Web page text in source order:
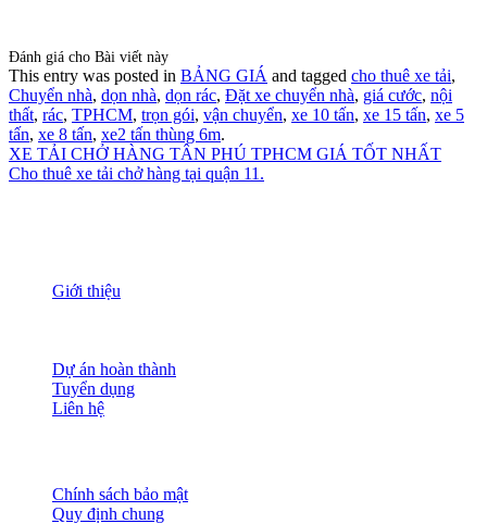
Đánh giá cho Bài viết này
This entry was posted in BẢNG GIÁ and tagged cho thuê xe tải,
Chuyển nhà, dọn nhà, dọn rác, Đặt xe chuyển nhà, giá cước, nội
thất, rác, TPHCM, trọn gói, vận chuyển, xe 10 tấn, xe 15 tấn, xe 5
tấn, xe 8 tấn, xe2 tấn thùng 6m.
XE TẢI CHỞ HÀNG TÂN PHÚ TPHCM GIÁ TỐT NHẤT
Cho thuê xe tải chở hàng tại quận 11.
Giới thiệu
Dự án hoàn thành
Tuyển dụng
Liên hệ
Chính sách bảo mật
Quy định chung